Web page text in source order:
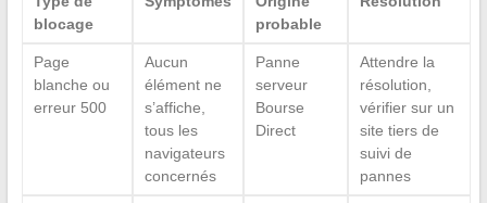
blocage
probable
Page
blanche ou
erreur 500
Aucun
élément ne
s’affiche,
tous les
navigateurs
concernés
Panne
serveur
Bourse
Direct
Attendre la
résolution,
vérifier sur un
site tiers de
suivi de
pannes